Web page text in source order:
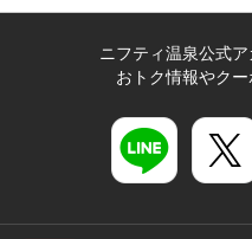
ニフティ温泉公式
おトク情報やク